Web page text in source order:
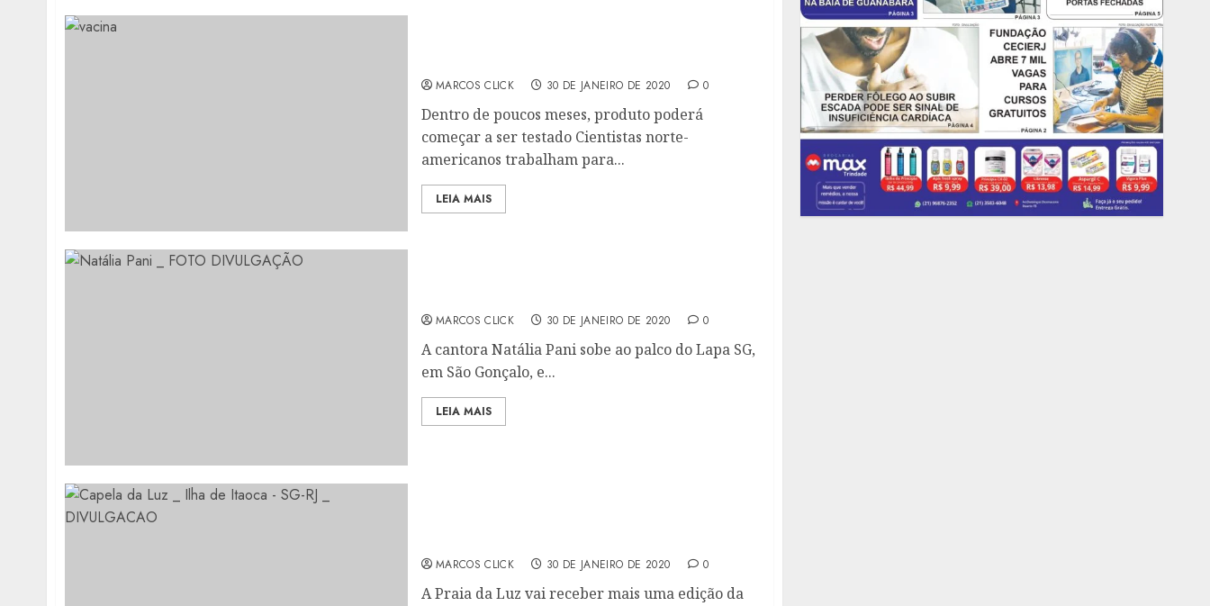
MARCOS CLICK 30 DE JANEIRO DE 2020 0
Dentro de poucos meses, produto poderá
começar a ser testado Cientistas norte-
americanos trabalham para...
LEIA MAIS
MARCOS CLICK 30 DE JANEIRO DE 2020 0
A cantora Natália Pani sobe ao palco do Lapa SG,
em São Gonçalo, e...
LEIA MAIS
MARCOS CLICK 30 DE JANEIRO DE 2020 0
A Praia da Luz vai receber mais uma edição da